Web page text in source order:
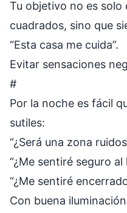
Tu objetivo no es solo
cuadrados, sino que
“Esta casa me cuida”.
Evitar sensaciones
#
Por la noche es fácil
sutiles:
“¿Será una zona
“¿Me sentiré seguro al
“¿Me sentiré
Con buena